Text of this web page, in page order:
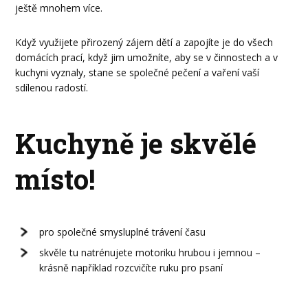
ještě mnohem více.
Když využijete přirozený zájem dětí a zapojíte je do všech
domácích prací, když jim umožníte, aby se v činnostech a v
kuchyni vyznaly, stane se společné pečení a vaření vaší
sdílenou radostí.
Kuchyně je skvělé
místo!
pro společné smysluplné trávení času
skvěle tu natrénujete motoriku hrubou i jemnou –
krásně například rozcvičíte ruku pro psaní